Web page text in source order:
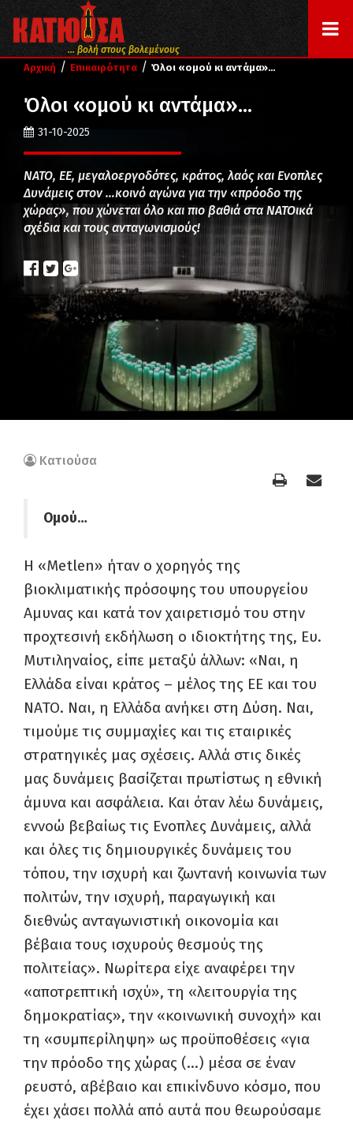
... βολή στους βολεμένους
Αρχική / Επικαιρότητα / Όλοι «ομού κι αντάμα»…
Όλοι «ομού κι αντάμα»…
31-10-2025
ΝΑΤΟ, ΕΕ, μεγαλοεργοδότες, κράτος, λαός και Ενοπλες
Δυνάμεις στον …κοινό αγώνα για την «πρόοδο της
χώρας», που χώνεται όλο και πιο βαθιά στα ΝΑΤΟικά
σχέδια και τους ανταγωνισμούς!
Κατιούσα
Ομού…
Η «Metlen» ήταν ο χορηγός της
βιοκλιματικής πρόσοψης του υπουργείου
Αμυνας και κατά τον χαιρετισμό του στην
προχτεσινή εκδήλωση ο ιδιοκτήτης της, Ευ.
Μυτιληναίος, είπε μεταξύ άλλων: «Ναι, η
Ελλάδα είναι κράτος – μέλος της ΕΕ και του
ΝΑΤΟ. Ναι, η Ελλάδα ανήκει στη Δύση. Ναι,
τιμούμε τις συμμαχίες και τις εταιρικές
στρατηγικές μας σχέσεις. Αλλά στις δικές
μας δυνάμεις βασίζεται πρωτίστως η εθνική
άμυνα και ασφάλεια. Και όταν λέω δυνάμεις,
εννοώ βεβαίως τις Ενοπλες Δυνάμεις, αλλά
και όλες τις δημιουργικές δυνάμεις του
τόπου, την ισχυρή και ζωντανή κοινωνία των
πολιτών, την ισχυρή, παραγωγική και
διεθνώς ανταγωνιστική οικονομία και
βέβαια τους ισχυρούς θεσμούς της
πολιτείας». Νωρίτερα είχε αναφέρει την
«αποτρεπτική ισχύ», τη «λειτουργία της
δημοκρατίας», την «κοινωνική συνοχή» και
τη «συμπερίληψη» ως προϋποθέσεις «για
την πρόοδο της χώρας (…) μέσα σε έναν
ρευστό, αβέβαιο και επικίνδυνο κόσμο, που
έχει χάσει πολλά από αυτά που θεωρούσαμε